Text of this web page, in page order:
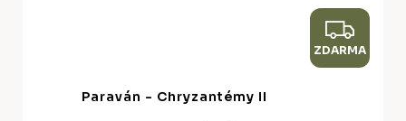
Z
D
ZDARMA
Paraván - Chryzantémy II